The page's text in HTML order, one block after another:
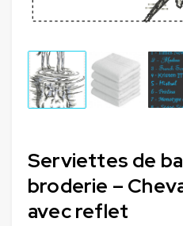
Serviettes de
broderie –
avec reflet